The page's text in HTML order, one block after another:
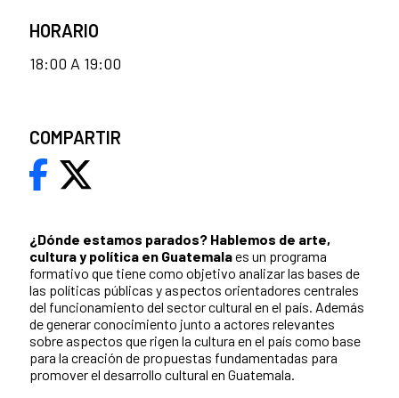
¿Dónde estamos parados? Hablemos de arte,
cultura y política en Guatemalaes un programa
formativo que tiene como objetivo analizar las bases de
las políticas públicas y aspectos orientadores centrales
del funcionamiento del sector cultural en el país. Además
de generar conocimiento junto a actores relevantes
sobre aspectos que rigen la cultura en el país como base
para la creación de propuestas fundamentadas para
promover el desarrollo cultural en Guatemala.
HORARIO
18:00 A 19:00
COMPARTIR